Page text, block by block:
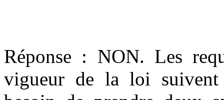
Réponse : NON. Les
vigueur de la loi suivent